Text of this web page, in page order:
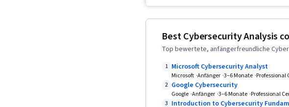
Best Cybersecurity Analysis
Top bewertete, anfängerfreundliche
1 Microsoft Cybersecurity Analyst
Microsoft Anfänger 3–6 Monate Professional
2 Google Cybersecurity
Google Anfänger 3–6 Monate Professional
3 Introduction to Cybersecurity